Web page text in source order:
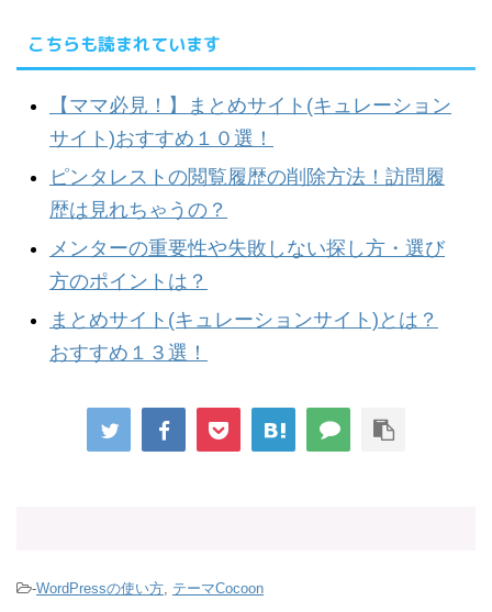
こちらも読まれています
【ママ必見！】まとめサイト(キュレーション
サイト)おすすめ１０選！
ピンタレストの閲覧履歴の削除方法！訪問履
歴は見れちゃうの？
メンターの重要性や失敗しない探し方・選び
方のポイントは？
まとめサイト(キュレーションサイト)とは？
おすすめ１３選！
-WordPressの使い方, テーマCocoon